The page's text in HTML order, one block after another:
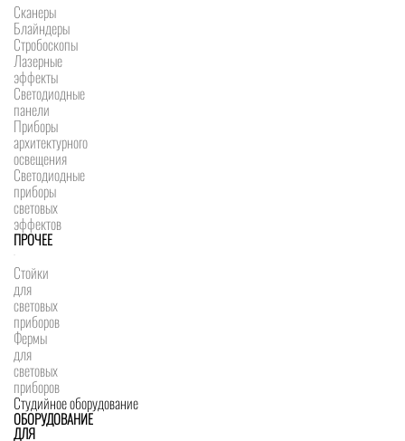
Сканеры
Блайндеры
Стробоскопы
Лазерные
эффекты
Светодиодные
панели
Приборы
архитектурного
освещения
Светодиодные
приборы
световых
эффектов
ПРОЧЕЕ
Стойки
для
световых
приборов
Фермы
для
световых
приборов
Студийное оборудование
ОБОРУДОВАНИЕ
ДЛЯ